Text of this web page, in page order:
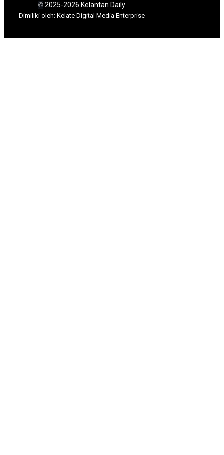
©2025-2026 Kelantan Daily
Dimiliki oleh: Kelate Digital Media Enterprise